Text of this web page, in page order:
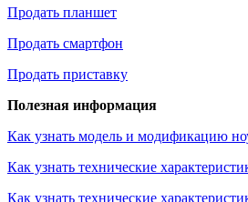
Продать планшет
Продать смартфон
Продать приставку
Полезная информация
Как узнать модель и модификацию
Как узнать технические
Как узнать технические